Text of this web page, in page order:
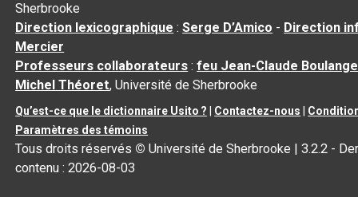
Sherbrooke
Direction lexicographique :Serge D’Amico - Direction
Mercier
Professeurs collaborateurs :feu Jean-Claude
Michel Théoret, Université de Sherbrooke
Qu’est-ce que le dictionnaire Usito ? Contactez-nous
Paramètres des témoins
Tous droits réservés © Université de Sherbrooke |3.2.2 -
contenu :2026-08-03